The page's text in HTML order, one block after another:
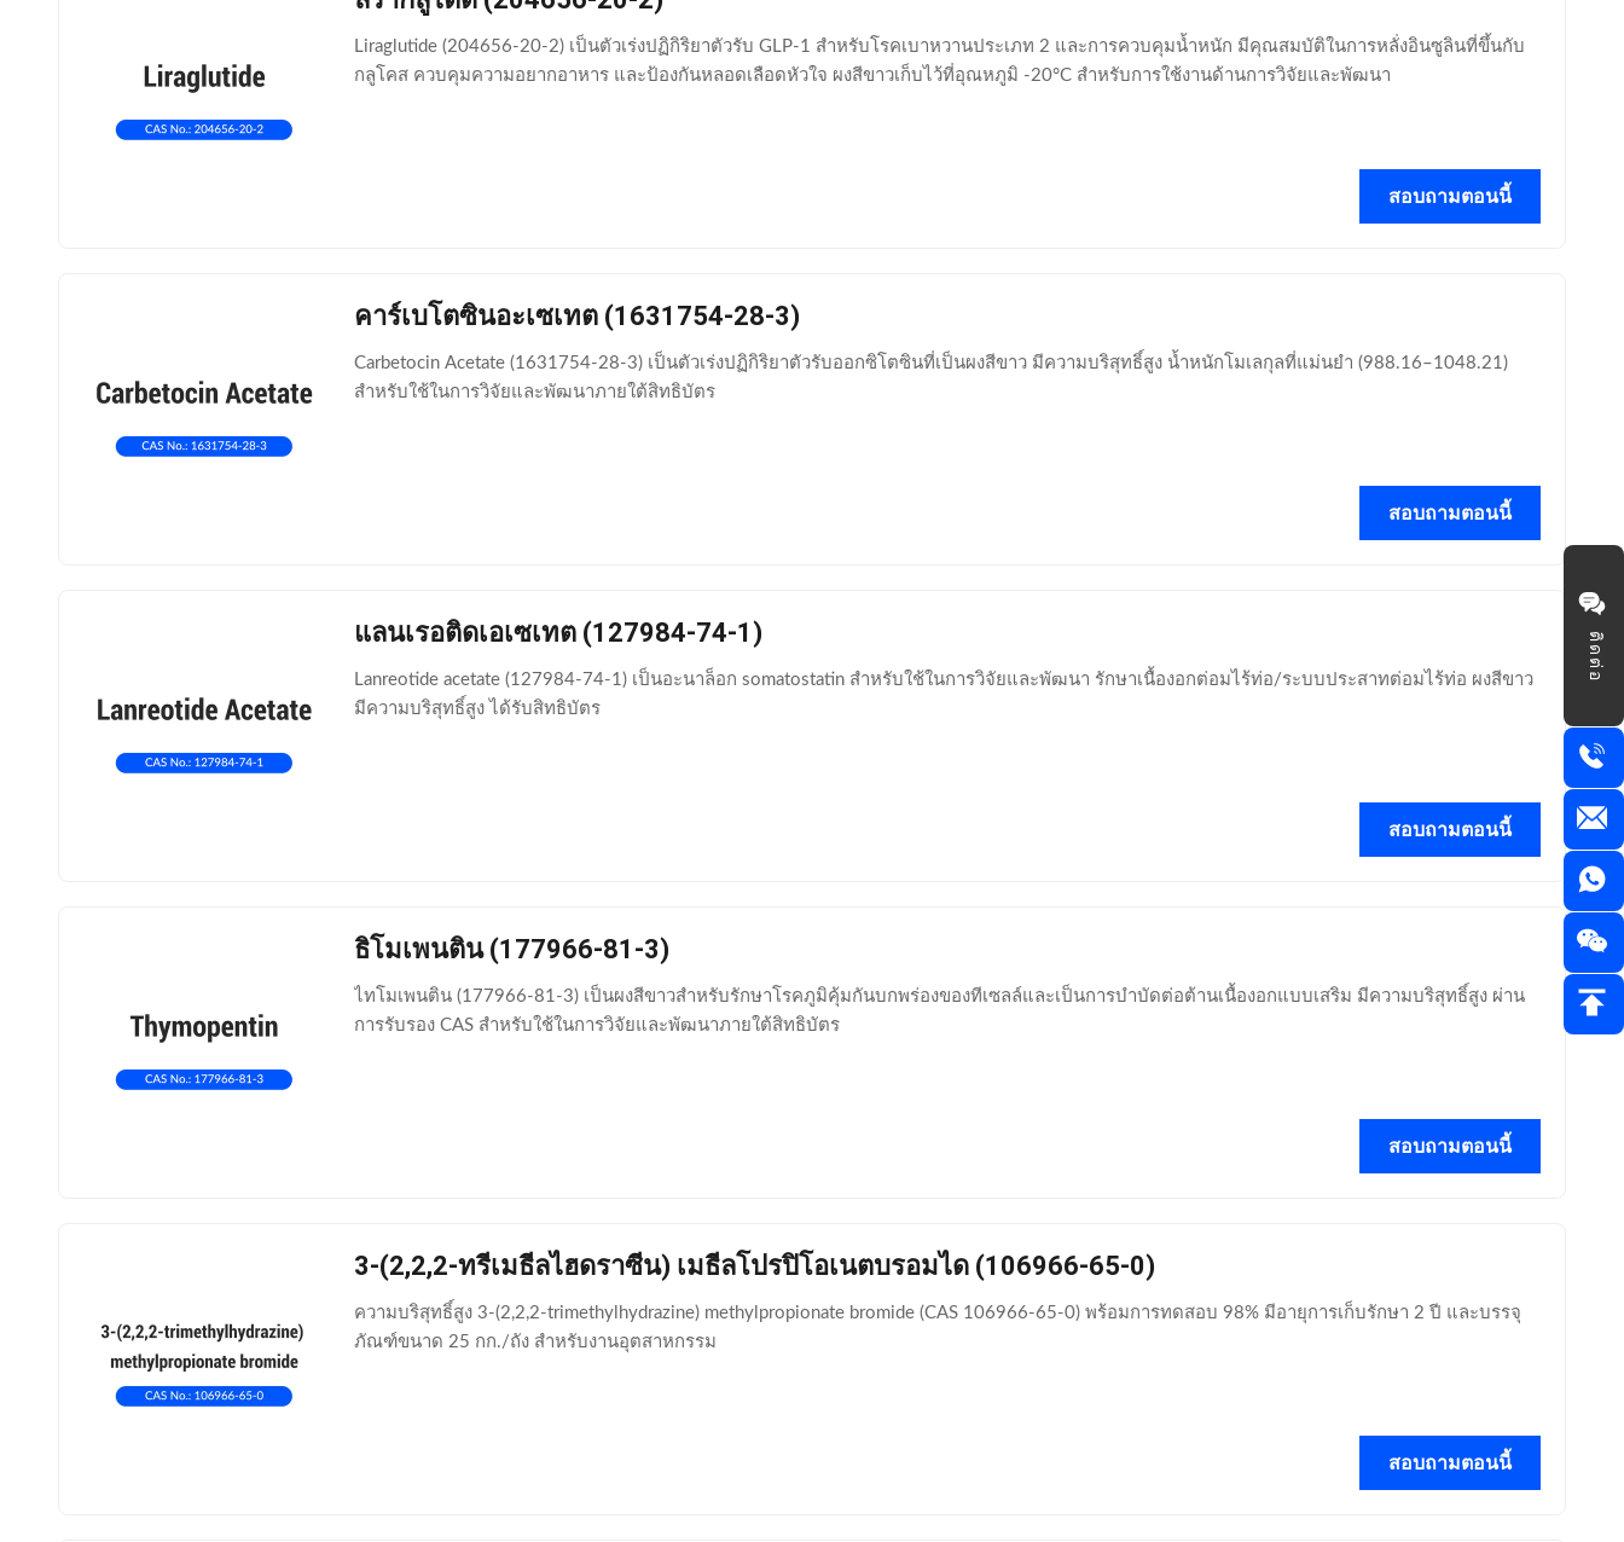
ติดต่อ
Liraglutide (204656-20-2) เป็นตัวเร่งปฏิกิริยาตัวรับ GLP-1 สำหรับโรคเบาหวานประเภท 2 และการควบคุมน้ำหนัก มีคุณสมบัติในการหลั่งอินซูลินที่ขึ้นกับ
กลูโคส ควบคุมความอยากอาหาร และป้องกันหลอดเลือดหัวใจ ผงสีขาวเก็บไว้ที่อุณหภูมิ -20°C สำหรับการใช้งานด้านการวิจัยและพัฒนา
สอบถามตอนนี้
คาร์เบโตซินอะเซเทต (1631754-28-3)
Carbetocin Acetate (1631754-28-3) เป็นตัวเร่งปฏิกิริยาตัวรับออกซิโตซินที่เป็นผงสีขาว มีความบริสุทธิ์สูง น้ำหนักโมเลกุลที่แม่นยำ (988.16–1048.21)
สำหรับใช้ในการวิจัยและพัฒนาภายใต้สิทธิบัตร
สอบถามตอนนี้
แลนเรอติดเอเซเทต (127984-74-1)
Lanreotide acetate (127984-74-1) เป็นอะนาล็อก somatostatin สำหรับใช้ในการวิจัยและพัฒนา รักษาเนื้องอกต่อมไร้ท่อ/ระบบประสาทต่อมไร้ท่อ ผงสีขาว
มีความบริสุทธิ์สูง ได้รับสิทธิบัตร
สอบถามตอนนี้
ธิโมเพนติน (177966-81-3)
ไทโมเพนติน (177966-81-3) เป็นผงสีขาวสำหรับรักษาโรคภูมิคุ้มกันบกพร่องของทีเซลล์และเป็นการบำบัดต่อต้านเนื้องอกแบบเสริม มีความบริสุทธิ์สูง ผ่าน
การรับรอง CAS สำหรับใช้ในการวิจัยและพัฒนาภายใต้สิทธิบัตร
สอบถามตอนนี้
3-(2,2,2-ทรีเมธีลไฮดราซีน) เมธีลโปรปิโอเนตบรอมได (106966-65-0)
ความบริสุทธิ์สูง 3-(2,2,2-trimethylhydrazine) methylpropionate bromide (CAS 106966-65-0) พร้อมการทดสอบ 98% มีอายุการเก็บรักษา 2 ปี และบรรจุ
ภัณฑ์ขนาด 25 กก./ถัง สำหรับงานอุตสาหกรรม
สอบถามตอนนี้